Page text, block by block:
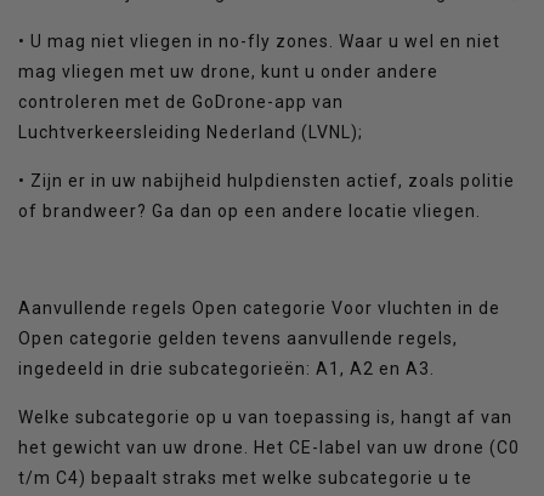
• U mag niet vliegen in no-fly zones. Waar u wel en niet
mag vliegen met uw drone, kunt u onder andere
controleren met de GoDrone-app van
Luchtverkeersleiding Nederland (LVNL);
• Zijn er in uw nabijheid hulpdiensten actief, zoals politie
of brandweer? Ga dan op een andere locatie vliegen.
Aanvullende regels Open categorie Voor vluchten in de
Open categorie gelden tevens aanvullende regels,
ingedeeld in drie subcategorieën: A1, A2 en A3.
Welke subcategorie op u van toepassing is, hangt af van
het gewicht van uw drone. Het CE-label van uw drone (C0
t/m C4) bepaalt straks met welke subcategorie u te